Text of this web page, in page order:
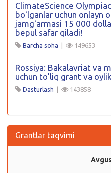
ClimateScience
boʻlganlar uchun onlayn
jamgʻarmasi 15 000
bepul safar qiladi!
Barcha soha | 149653
Rossiya: Bakalavriat va
uchun to’liq grant va
Dasturlash | 143858
Grantlar taqvimi